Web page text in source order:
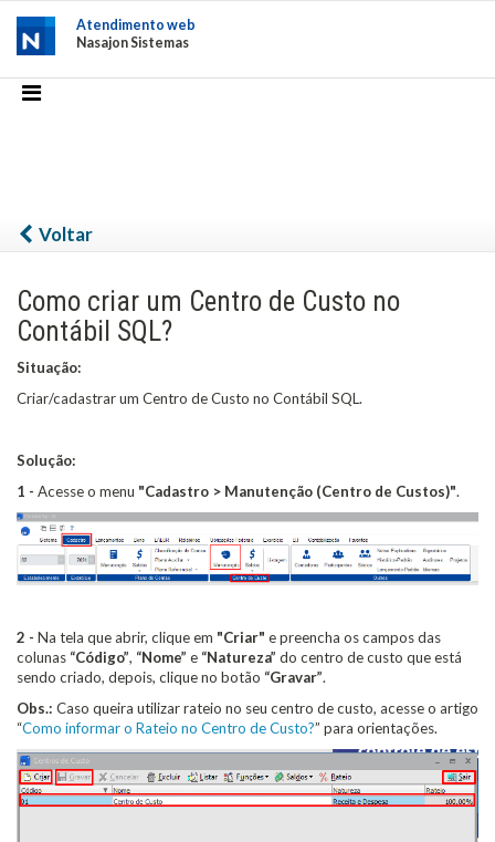
Atendimento web
Nasajon Sistemas
Voltar
Como criar um Centro de Custo no
Contábil SQL?
Situação:
Criar/cadastrar um Centro de Custo no Contábil SQL.
Solução:
1 - Acesse o menu "Cadastro > Manutenção (Centro de Custos)".
2 - Na tela que abrir, clique em "Criar" e preencha os campos das
colunas “Código”, “Nome” e “Natureza” do centro de custo que está
sendo criado, depois, clique no botão “Gravar”.
Obs.: Caso queira utilizar rateio no seu centro de custo, acesse o artigo
“Como informar o Rateio no Centro de Custo?” para orientações.